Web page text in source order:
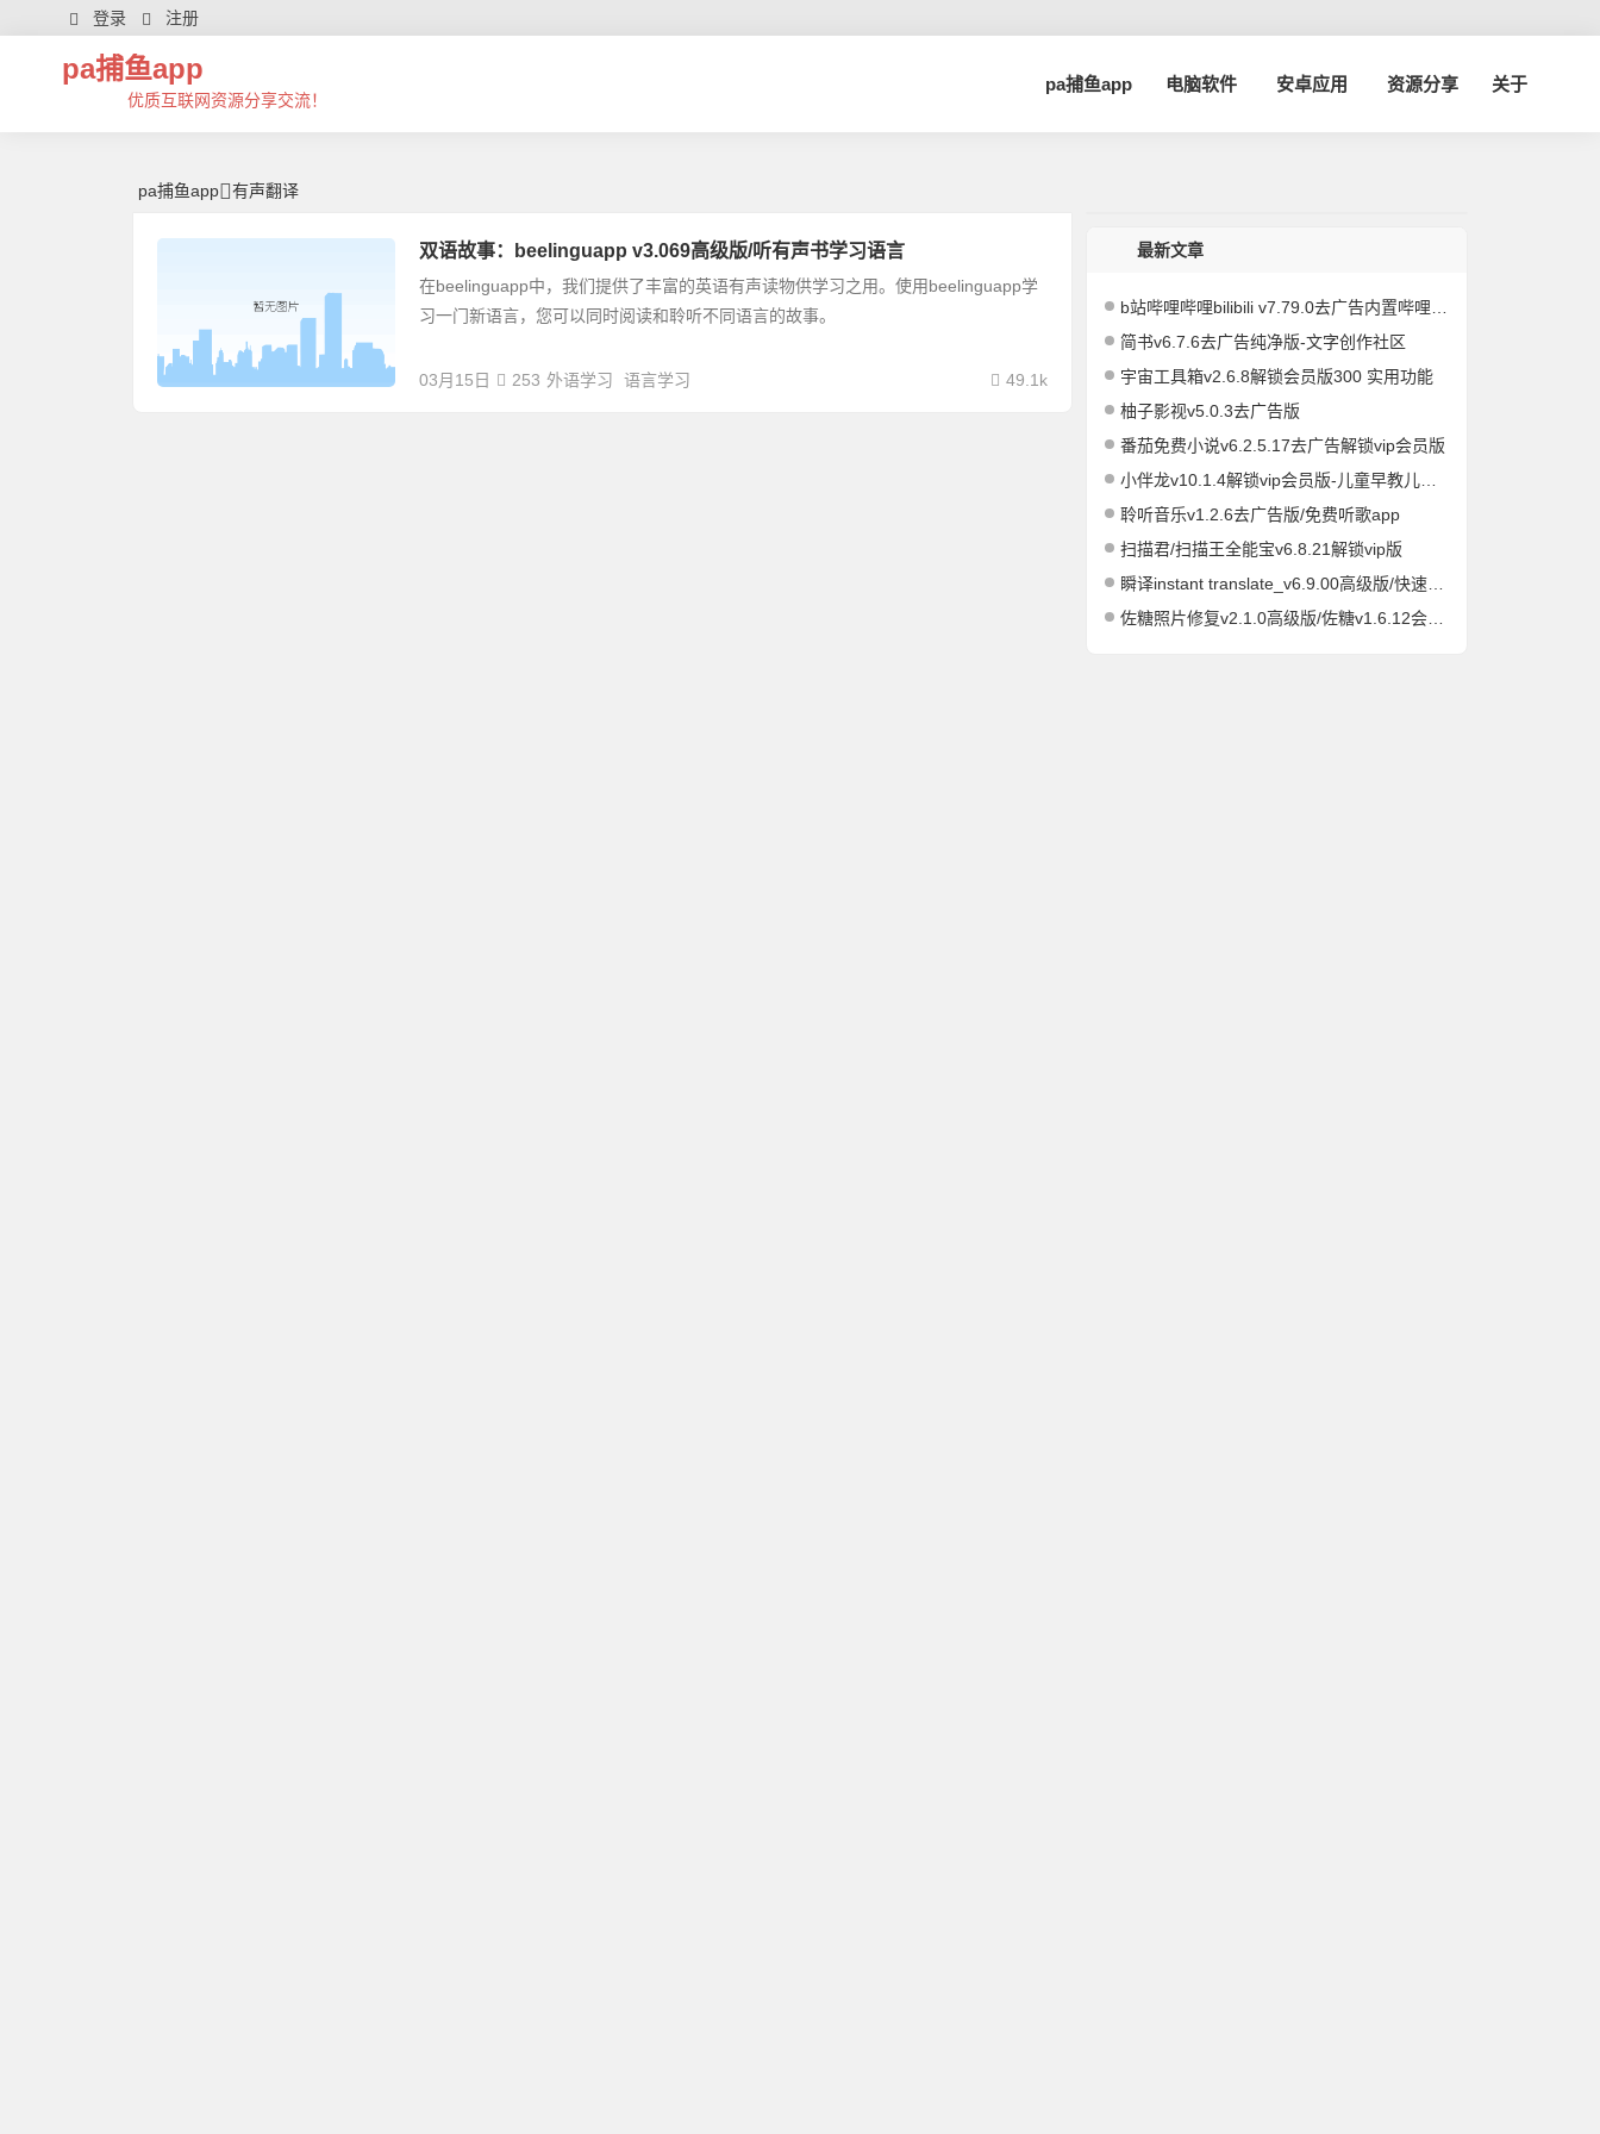
有声翻译 | 芊芊精典-pa捕鱼app
登录 注册
pa捕鱼app
优质互联网资源分享交流！
pa捕鱼app 电脑软件 安卓应用 资源分享 关于
pa捕鱼app 有声翻译
双语故事：beelinguapp v3.069高级版/听有声书学习语言
在beelinguapp中，我们提供了丰富的英语有声读物供学习之用。使用beelinguapp学
习一门新语言，您可以同时阅读和聆听不同语言的故事。
03月15日 49.1k
253 外语学习 语言学习
最新文章
b站哔哩哔哩bilibili v7.79.0去广告内置哔哩漫游模块版/解锁实用功能
简书v6.7.6去广告纯净版-文字创作社区
宇宙工具箱v2.6.8解锁会员版300 实用功能
柚子影视v5.0.3去广告版
番茄免费小说v6.2.5.17去广告解锁vip会员版
小伴龙v10.1.4解锁vip会员版-儿童早教儿歌故事启蒙
聆听音乐v1.2.6去广告版/免费听歌app
扫描君/扫描王全能宝v6.8.21解锁vip版
瞬译instant translate_v6.9.00高级版/快速屏幕翻译
佐糖照片修复v2.1.0高级版/佐糖v1.6.12会员解锁版